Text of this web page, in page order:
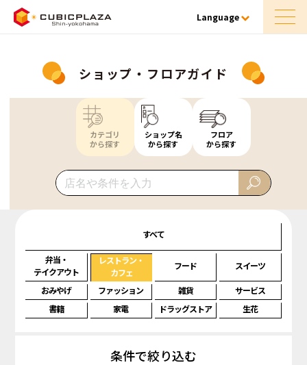
Language
ショップ・フロアガイド
カテゴリ
から探す
ショップ名
から探す
フロア
から探す
すべて
弁当・
テイクアウト
レストラン・
カフェ
フード スイーツ
おみやげ ファッション 雑貨
サービス
書籍
家電 ドラッグストア 生花
条件で絞り込む